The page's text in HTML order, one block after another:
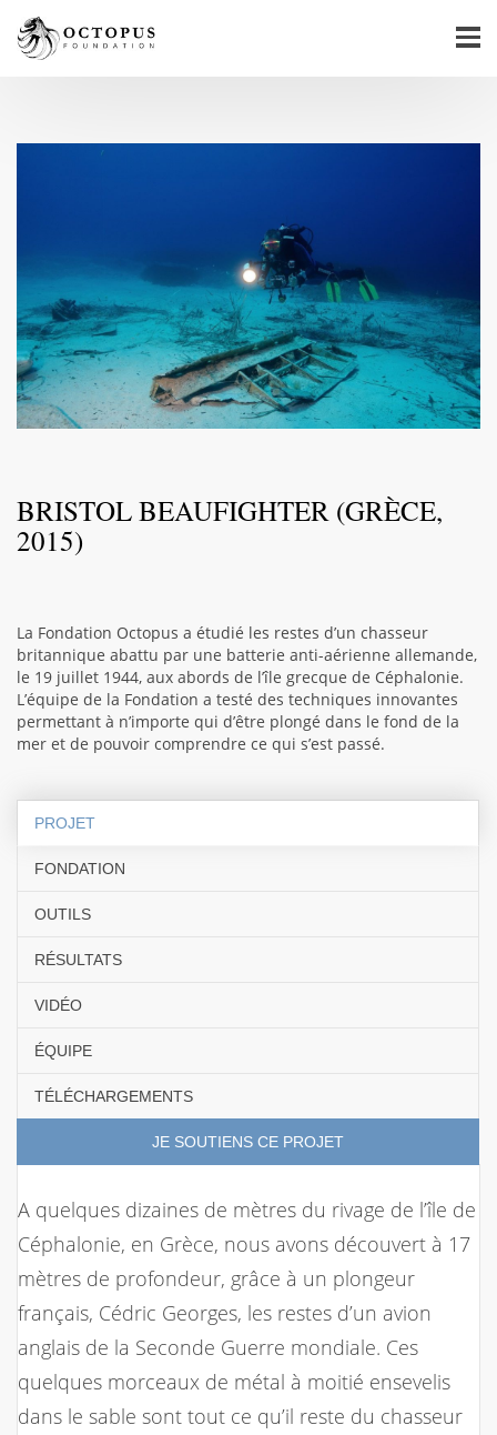
BRISTOL BEAUFIGHTER (GRÈCE,
2015)
La Fondation Octopus a étudié les restes d’un chasseur
britannique abattu par une batterie anti-aérienne allemande,
le 19 juillet 1944, aux abords de l’île grecque de Céphalonie.
L’équipe de la Fondation a testé des techniques innovantes
permettant à n’importe qui d’être plongé dans le fond de la
mer et de pouvoir comprendre ce qui s’est passé.
PROJET
FONDATION
OUTILS
RÉSULTATS
VIDÉO
ÉQUIPE
TÉLÉCHARGEMENTS
JE SOUTIENS CE PROJET
A quelques dizaines de mètres du rivage de l’île de
Céphalonie, en Grèce, nous avons découvert à 17
mètres de profondeur, grâce à un plongeur
français, Cédric Georges, les restes d’un avion
anglais de la Seconde Guerre mondiale. Ces
quelques morceaux de métal à moitié ensevelis
dans le sable sont tout ce qu’il reste du chasseur